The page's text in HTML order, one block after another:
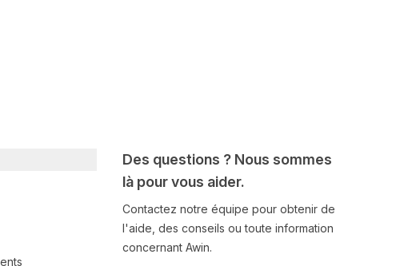
Des questions ? Nous sommes
là pour vous aider.
Contactez notre équipe pour obtenir de
l'aide, des conseils ou toute information
concernant Awin.